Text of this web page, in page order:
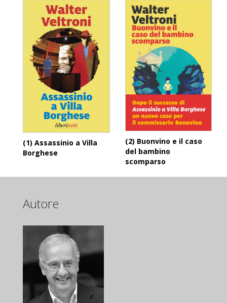
(1) Assassinio a Villa
Borghese
(2) Buonvino e il caso
del bambino
scomparso
Autore